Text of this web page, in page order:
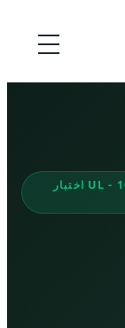
تجميع الكابلات المخصص - معتمد من UL - 100% اختبار